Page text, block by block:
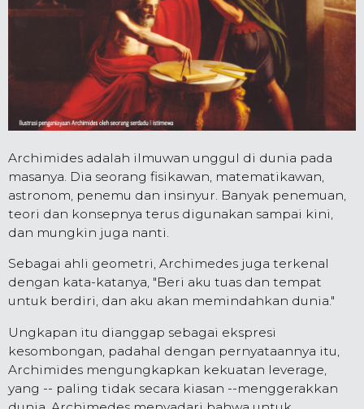
Archimides adalah ilmuwan unggul di dunia pada
masanya. Dia seorang fisikawan, matematikawan,
astronom, penemu dan insinyur. Banyak penemuan,
teori dan konsepnya terus digunakan sampai kini,
dan mungkin juga nanti.
Sebagai ahli geometri, Archimedes juga terkenal
dengan kata-katanya, "Beri aku tuas dan tempat
untuk berdiri, dan aku akan memindahkan dunia."
Ungkapan itu dianggap sebagai ekspresi
kesombongan, padahal dengan pernyataannya itu,
Archimides mengungkapkan kekuatan leverage,
yang -- paling tidak secara kiasan --menggerakkan